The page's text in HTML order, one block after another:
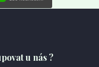
u nás ?